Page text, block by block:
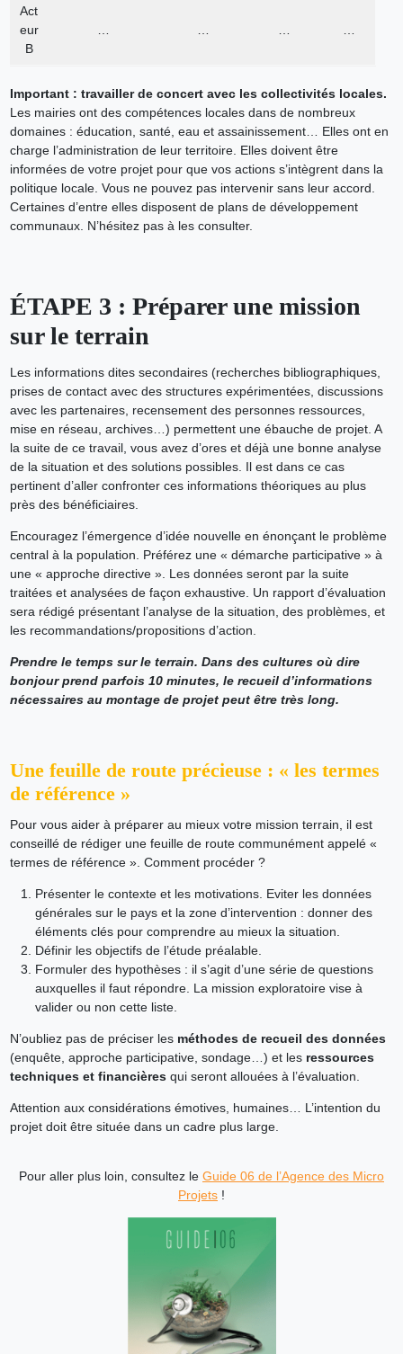
Act
eur
B
Important : travailler de concert avec les collectivités locales.
Les mairies ont des compétences locales dans de nombreux
domaines : éducation, santé, eau et assainissement… Elles ont en
charge l’administration de leur territoire. Elles doivent être
informées de votre projet pour que vos actions s’intègrent dans la
politique locale. Vous ne pouvez pas intervenir sans leur accord.
Certaines d’entre elles disposent de plans de développement
communaux. N’hésitez pas à les consulter.
ÉTAPE 3 : Préparer une mission
sur le terrain
Les informations dites secondaires (recherches bibliographiques,
prises de contact avec des structures expérimentées, discussions
avec les partenaires, recensement des personnes ressources,
mise en réseau, archives…) permettent une ébauche de projet. A
la suite de ce travail, vous avez d’ores et déjà une bonne analyse
de la situation et des solutions possibles. Il est dans ce cas
pertinent d’aller confronter ces informations théoriques au plus
près des bénéficiaires.
Encouragez l’émergence d’idée nouvelle en énonçant le problème
central à la population. Préférez une « démarche participative » à
une « approche directive ». Les données seront par la suite
traitées et analysées de façon exhaustive. Un rapport d’évaluation
sera rédigé présentant l’analyse de la situation, des problèmes, et
les recommandations/propositions d’action.
Prendre le temps sur le terrain. Dans des cultures où dire
bonjour prend parfois 10 minutes, le recueil d’informations
nécessaires au montage de projet peut être très long.
Une feuille de route précieuse : « les termes
de référence »
Pour vous aider à préparer au mieux votre mission terrain, il est
conseillé de rédiger une feuille de route communément appelé «
termes de référence ». Comment procéder ?
Présenter le contexte et les motivations. Eviter les données
générales sur le pays et la zone d’intervention : donner des
éléments clés pour comprendre au mieux la situation.
Définir les objectifs de l’étude préalable.
Formuler des hypothèses : il s’agit d’une série de questions
auxquelles il faut répondre. La mission exploratoire vise à
valider ou non cette liste.
N’oubliez pas de préciser les méthodes de recueil des données
(enquête, approche participative, sondage…) et les ressources
techniques et financières qui seront allouées à l’évaluation.
Attention aux considérations émotives, humaines… L’intention du
projet doit être située dans un cadre plus large.
Pour aller plus loin, consultez le Guide 06 de l’Agence des Micro
Projets !